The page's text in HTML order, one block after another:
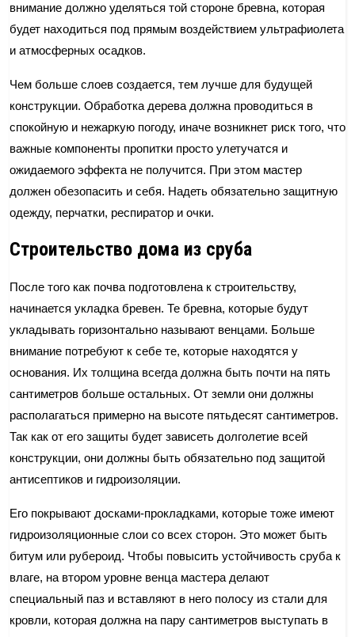
внимание должно уделяться той стороне бревна, которая
будет находиться под прямым воздействием ультрафиолета
и атмосферных осадков.
Чем больше слоев создается, тем лучше для будущей
конструкции. Обработка дерева должна проводиться в
спокойную и нежаркую погоду, иначе возникнет риск того, что
важные компоненты пропитки просто улетучатся и
ожидаемого эффекта не получится. При этом мастер
должен обезопасить и себя. Надеть обязательно защитную
одежду, перчатки, респиратор и очки.
Строительство дома из сруба
После того как почва подготовлена к строительству,
начинается укладка бревен. Те бревна, которые будут
укладывать горизонтально называют венцами. Больше
внимание потребуют к себе те, которые находятся у
основания. Их толщина всегда должна быть почти на пять
сантиметров больше остальных. От земли они должны
располагаться примерно на высоте пятьдесят сантиметров.
Так как от его защиты будет зависеть долголетие всей
конструкции, они должны быть обязательно под защитой
антисептиков и гидроизоляции.
Его покрывают досками-прокладками, которые тоже имеют
гидроизоляционные слои со всех сторон. Это может быть
битум или рубероид. Чтобы повысить устойчивость сруба к
влаге, на втором уровне венца мастера делают
специальный паз и вставляют в него полосу из стали для
кровли, которая должна на пару сантиметров выступать в